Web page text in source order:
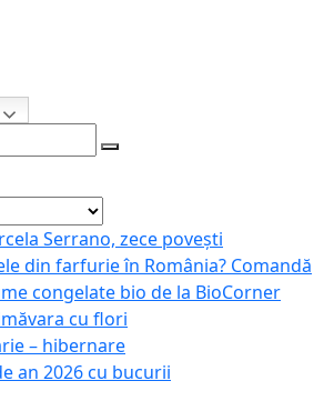
Serrano, zece povești
din farfurie în România? Comandă
congelate bio de la BioCorner
cu flori
– hibernare
an 2026 cu bucurii